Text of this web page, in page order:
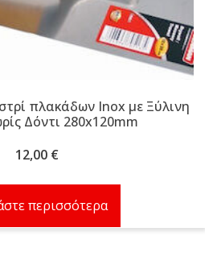
πλακάδων Inox με Ξύλινη
Δόντι 280x120mm
12,00 €
περισσότερα